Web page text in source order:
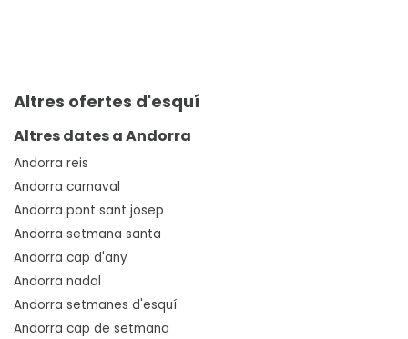
Altres ofertes d'esquí
Altres dates a Andorra
Andorra reis
Andorra carnaval
Andorra pont sant josep
Andorra setmana santa
Andorra cap d'any
Andorra nadal
Andorra setmanes d'esquí
Andorra cap de setmana